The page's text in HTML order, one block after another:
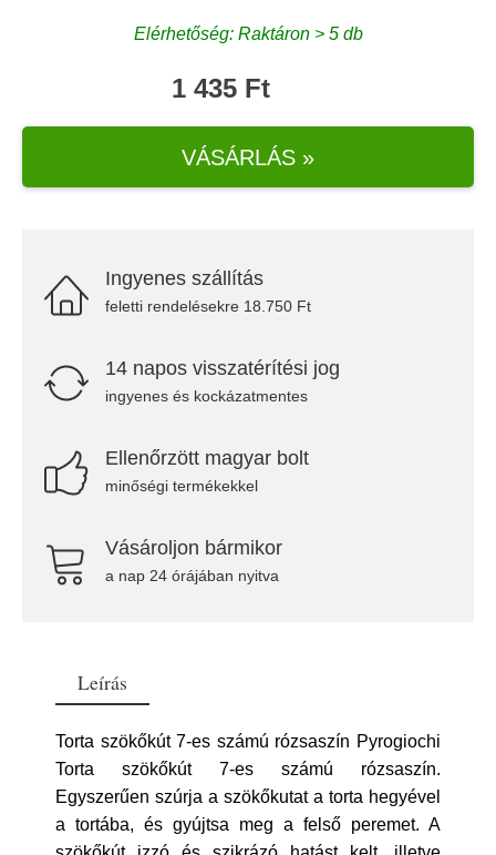
Elérhetőség: Raktáron > 5 db
1 435 Ft
VÁSÁRLÁS »
Ingyenes szállítás
feletti rendelésekre 18.750 Ft
14 napos visszatérítési jog
ingyenes és kockázatmentes
Ellenőrzött magyar bolt
minőségi termékekkel
Vásároljon bármikor
a nap 24 órájában nyitva
Leírás
Torta szökőkút 7-es számú rózsaszín Pyrogiochi
Torta szökőkút 7-es számú rózsaszín.
Egyszerűen szúrja a szökőkutat a torta hegyével
a tortába, és gyújtsa meg a felső peremet. A